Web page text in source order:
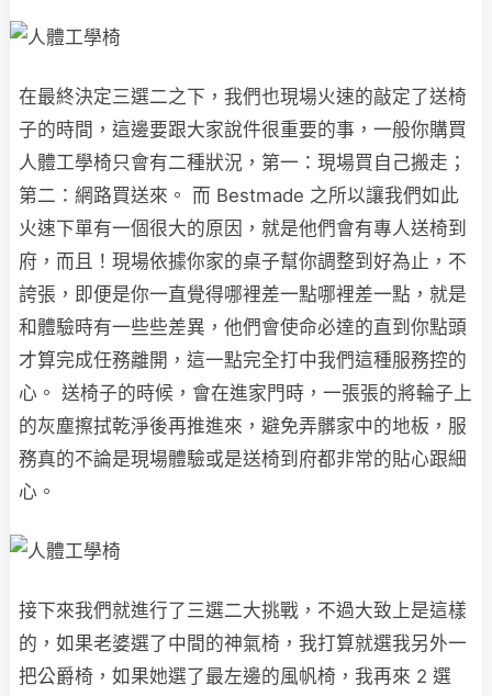
在最終決定三選二之下，我們也現場火速的敲定了送椅
子的時間，這邊要跟大家說件很重要的事，一般你購買
人體工學椅只會有二種狀況，第一：現場買自己搬走；
第二：網路買送來。 而 Bestmade 之所以讓我們如此
火速下單有一個很大的原因，就是他們會有專人送椅到
府，而且！現場依據你家的桌子幫你調整到好為止，不
誇張，即便是你一直覺得哪裡差一點哪裡差一點，就是
和體驗時有一些些差異，他們會使命必達的直到你點頭
才算完成任務離開，這一點完全打中我們這種服務控的
心。 送椅子的時候，會在進家門時，一張張的將輪子上
的灰塵擦拭乾淨後再推進來，避免弄髒家中的地板，服
務真的不論是現場體驗或是送椅到府都非常的貼心跟細
心。
接下來我們就進行了三選二大挑戰，不過大致上是這樣
的，如果老婆選了中間的神氣椅，我打算就選我另外一
把公爵椅，如果她選了最左邊的風帆椅，我再來 2 選